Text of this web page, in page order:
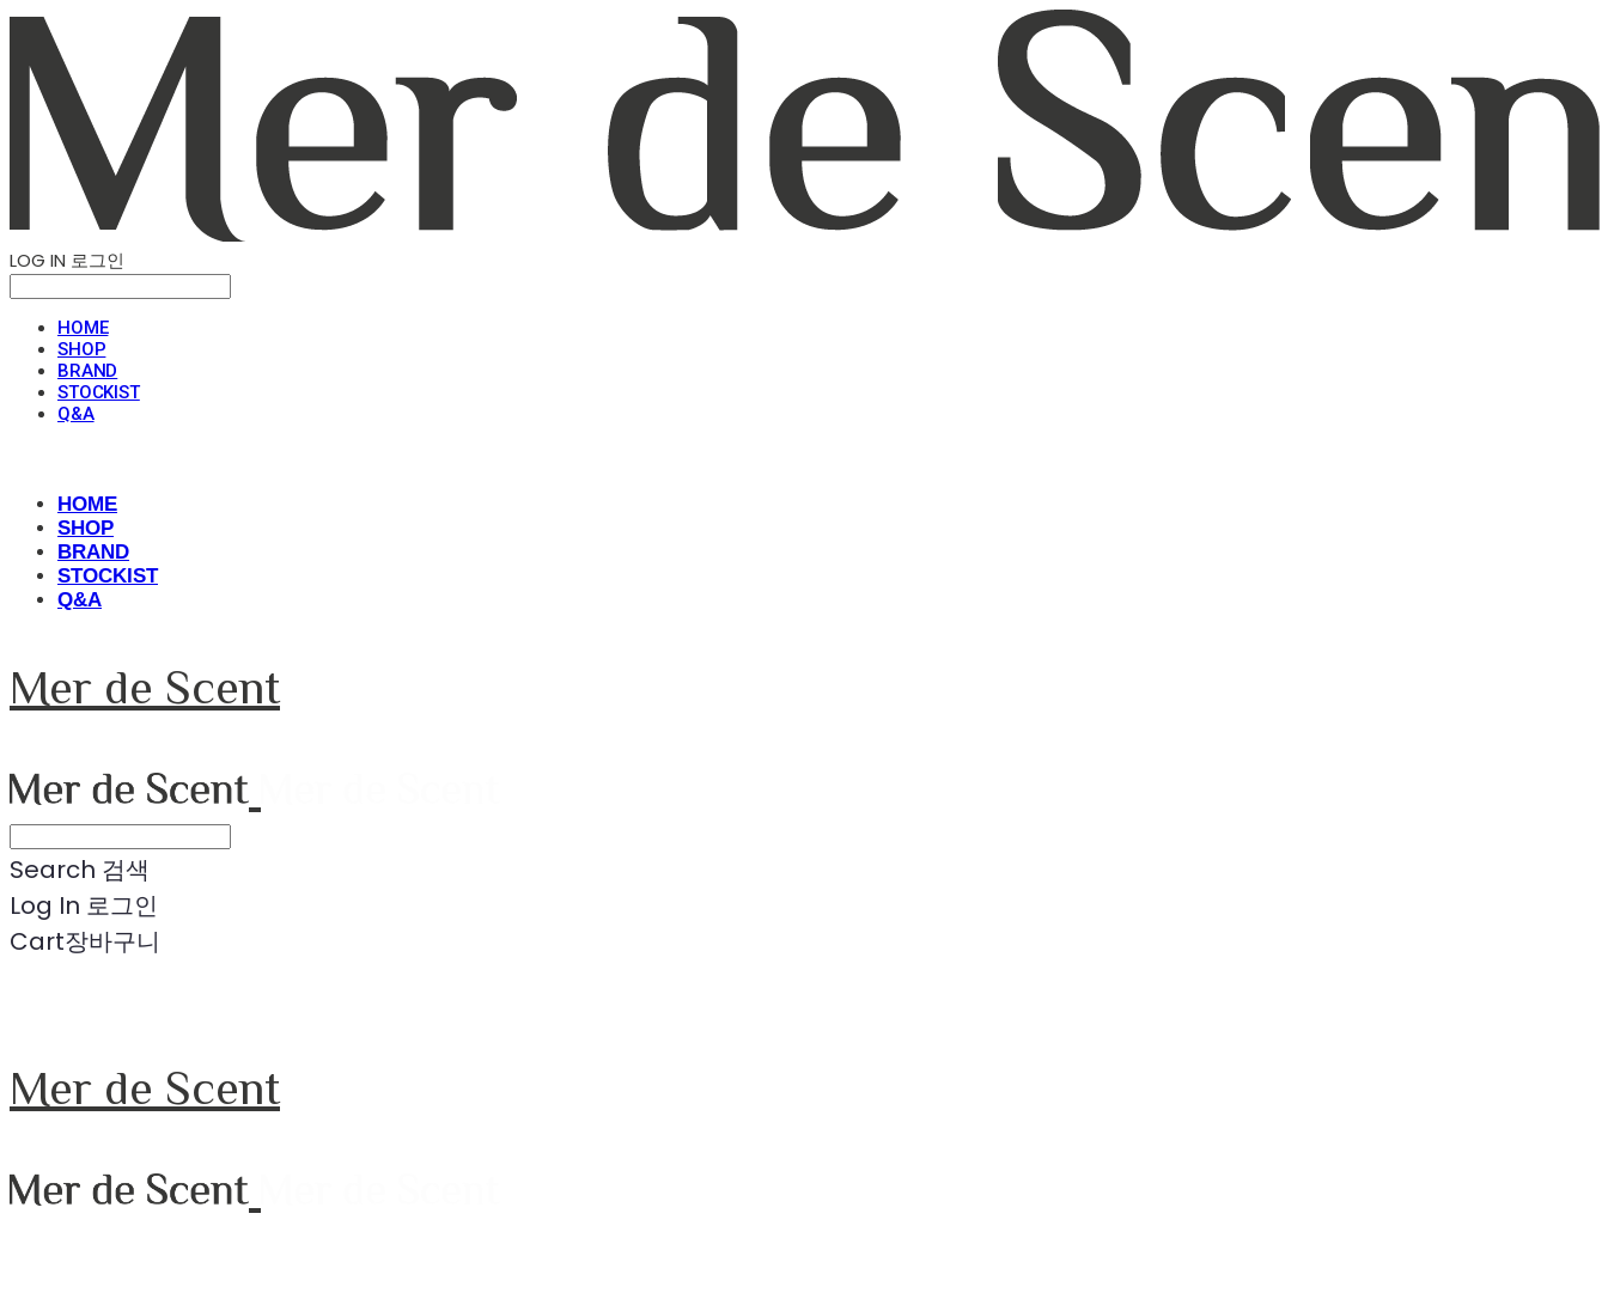
LOG IN 로그인
HOME
SHOP
BRAND
STOCKIST
Q&A
HOME
SHOP
BRAND
STOCKIST
Q&A
Mer de Scent
Search 검색
Log In 로그인
Cart장바구니
Mer de Scent